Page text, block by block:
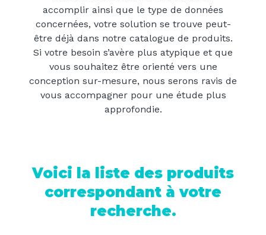
accomplir ainsi que le type de données
concernées, votre solution se trouve peut-
être déjà dans notre catalogue de produits.
Si votre besoin s’avère plus atypique et que
vous souhaitez être orienté vers une
conception sur-mesure, nous serons ravis de
vous accompagner pour une étude plus
approfondie.
Voici la liste des produits
correspondant à votre
recherche.